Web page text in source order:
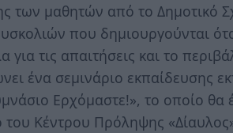
των μαθητών από το Δημοτικό
που δημιουργούνται
για τις απαιτήσεις και το
ένα σεμινάριο εκπαίδευσης
Ερχόμαστε!», το οποίο θα
Κέντρου Πρόληψης